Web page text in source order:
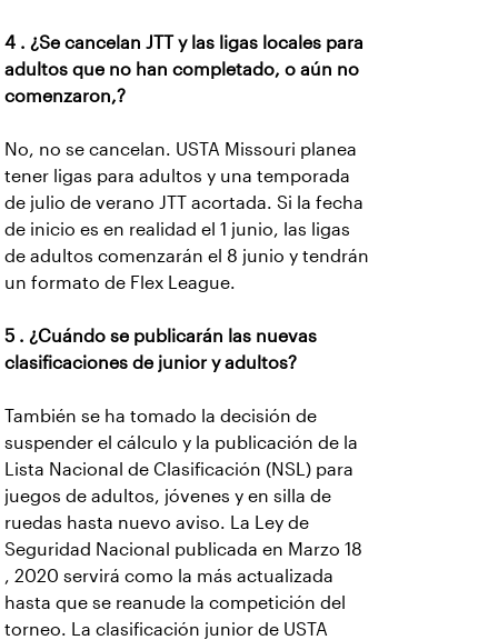
4 . ¿Se cancelan JTT y las ligas locales para
adultos que no han completado, o aún no
comenzaron,?
No, no se cancelan. USTA Missouri planea
tener ligas para adultos y una temporada
de julio de verano JTT acortada. Si la fecha
de inicio es en realidad el 1 junio, las ligas
de adultos comenzarán el 8 junio y tendrán
un formato de Flex League.
5 . ¿Cuándo se publicarán las nuevas
clasificaciones de junior y adultos?
También se ha tomado la decisión de
suspender el cálculo y la publicación de la
Lista Nacional de Clasificación (NSL) para
juegos de adultos, jóvenes y en silla de
ruedas hasta nuevo aviso. La Ley de
Seguridad Nacional publicada en Marzo 18
, 2020 servirá como la más actualizada
hasta que se reanude la competición del
torneo. La clasificación junior de USTA